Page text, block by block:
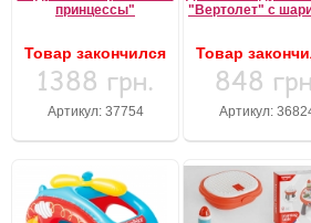
принцессы"
Товар закончился
1388 грн.
Артикул: 37754
"Вертолет" с
Товар
848
Артикул: